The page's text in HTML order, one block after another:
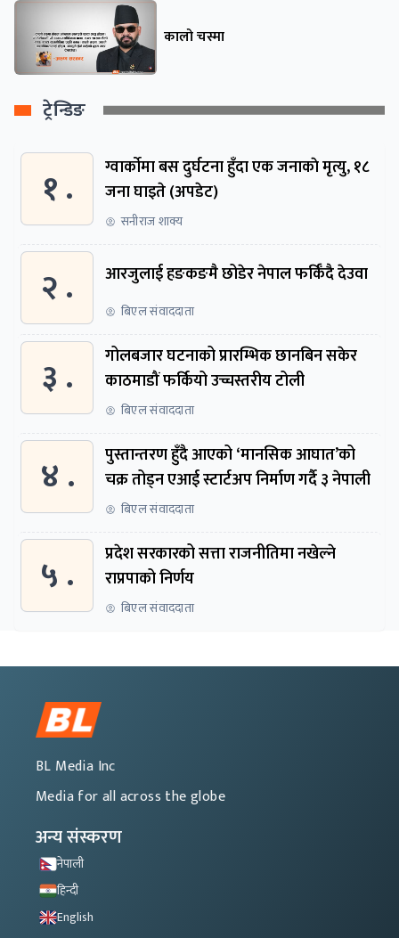
कालो चस्मा
ट्रेन्डिङ
१ .
ग्वार्काेमा बस दुर्घटना हुँदा एक जनाकाे मृत्यु, १८
जना घाइते (अपडेट)
सनीराज शाक्य
२ . आरजुलाई हङकङमै छोडेर नेपाल फर्किँदै देउवा
बिएल संवाददाता
३ .
गोलबजार घटनाको प्रारम्भिक छानबिन सकेर
काठमाडौं फर्कियो उच्चस्तरीय टोली
बिएल संवाददाता
४ .
पुस्तान्तरण हुँदै आएको ‘मानसिक आघात’को
चक्र तोड्न एआई स्टार्टअप निर्माण गर्दै ३ नेपाली
बिएल संवाददाता
५ .
प्रदेश सरकारको सत्ता राजनीतिमा नखेल्ने
राप्रपाको निर्णय
बिएल संवाददाता
BL Media Inc
Media for all across the globe
अन्य संस्करण
नेपाली
हिन्दी
English